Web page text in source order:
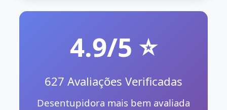
4.9/5 ⭐
627 Avaliações Verificadas
Desentupidora mais bem avaliada